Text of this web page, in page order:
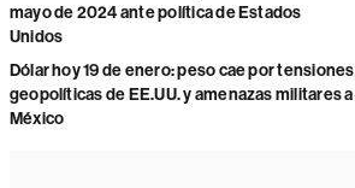
mayo de 2024 ante política de Estados
Unidos
Dólar hoy 19 de enero: peso cae por tensiones
geopolíticas de EE.UU. y amenazas militares a
México